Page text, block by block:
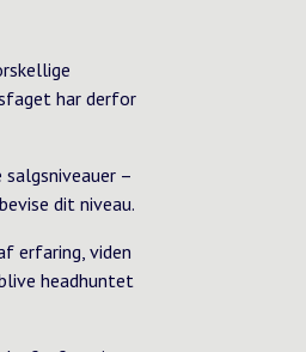
har derfor
–
dit niveau.
erfaring, viden
headhuntet